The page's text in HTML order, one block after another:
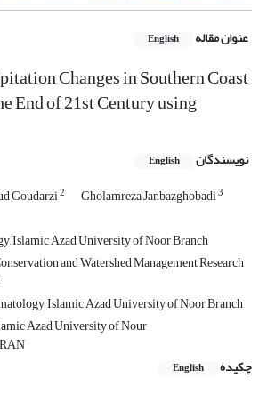
عنوان مقاله English
Changes in Southern Coast
End of 21st Century using
نویسندگان English
Goudarzi2 Gholamreza Janbazghobadi3
Islamic Azad University of Noor Branch
and Watershed Management Research
Islamic Azad University of Noor Branch
Azad University of Nour
چکیده
English